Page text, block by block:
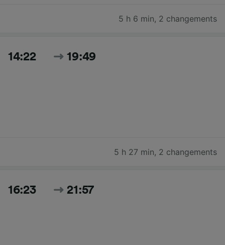
5 h 6 min, 2 changements
14:22 19:49
5 h 27 min, 2 changements
16:23 21:57